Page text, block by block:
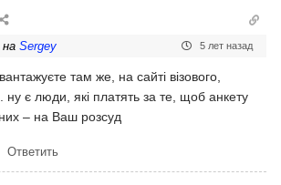
Sergey 5 лет назад
там же, на сайті візового,
ну є люди, які платять за те, щоб анкету
– на Ваш розсуд
Ответить